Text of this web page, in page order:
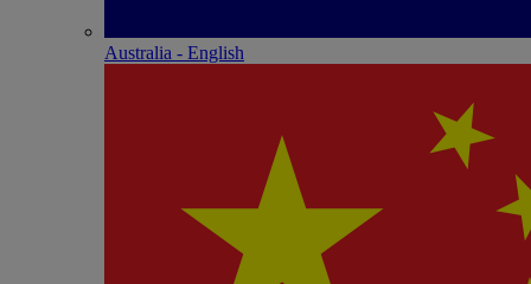
Australia - English